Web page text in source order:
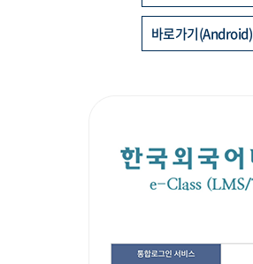
바로가기(Android)